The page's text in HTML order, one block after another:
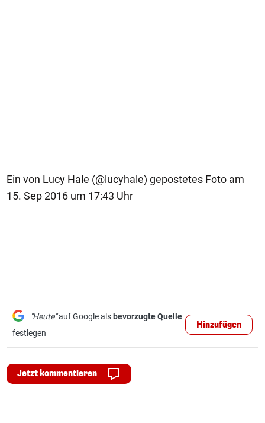
Ein von Lucy Hale (@lucyhale) gepostetes Foto am
15. Sep 2016 um 17:43 Uhr
"Heute"auf Google als bevorzugte Quelle
festlegen
Hinzufügen
Jetzt kommentieren